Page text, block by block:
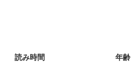
読み時間 年齢